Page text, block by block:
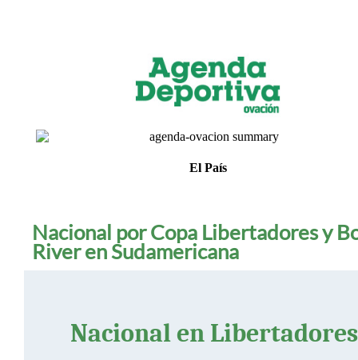
El País
Nacional por Copa Libertadores y
River en Sudamericana
Nacional en